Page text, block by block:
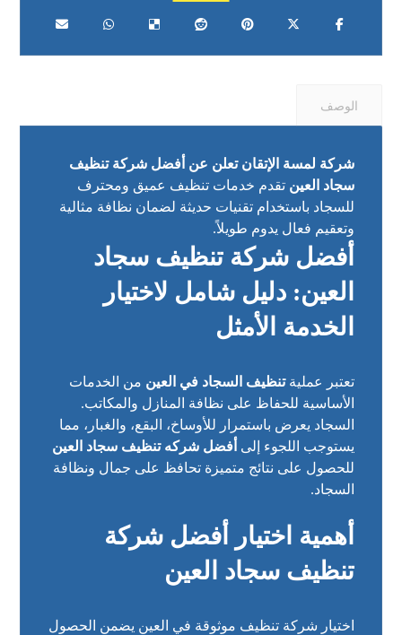
الوصف
شركة لمسة الإتقان تعلن عن أفضل شركة تنظيف
سجاد العين تقدم خدمات تنظيف عميق ومحترف
للسجاد باستخدام تقنيات حديثة لضمان نظافة مثالية
وتعقيم فعال يدوم طويلاً.
أفضل شركة تنظيف سجاد
العين: دليل شامل لاختيار
الخدمة الأمثل
تعتبر عمليةتنظيف السجاد في العين من الخدمات
الأساسية للحفاظ على نظافة المنازل والمكاتب.
السجاد يعرض باستمرار للأوساخ، البقع، والغبار، مما
يستوجب اللجوء إلى أفضل شركه تنظيف سجاد العين
للحصول على نتائج متميزة تحافظ على جمال ونظافة
السجاد.
أهمية اختيار أفضل شركة
تنظيف سجاد العين
اختيار شركة تنظيف موثوقة في العين يضمن الحصول